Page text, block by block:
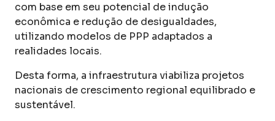
com base em seu potencial de indução
econômica e redução de desigualdades,
utilizando modelos de PPP adaptados a
realidades locais.
Desta forma, a infraestrutura viabiliza projetos
nacionais de crescimento regional equilibrado e
sustentável.